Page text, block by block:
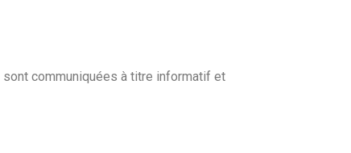
communiquées à titre informatif et